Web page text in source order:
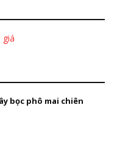
bọc phô mai chiên